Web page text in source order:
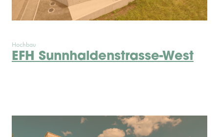
Hochbau
EFH Sunnhaldenstrasse-West